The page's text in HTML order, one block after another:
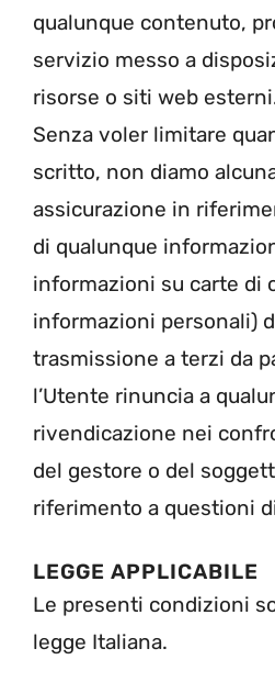
qualunque contenuto,
servizio messo a
risorse o siti web
Senza voler limitare
scritto, non diamo
assicurazione in
di qualunque
informazioni su carte di
informazioni personali)
trasmissione a terzi da
l’Utente rinuncia a
rivendicazione nei
del gestore o del
riferimento a questioni
LEGGE APPLICABILE
Le presenti condizioni
legge Italiana.